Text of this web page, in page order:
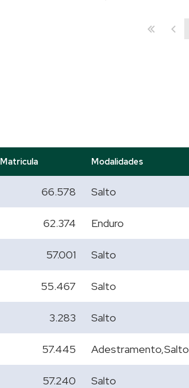
Matricula Modalidades
66.578 Salto
62.374 Enduro
57.001 Salto
55.467 Salto
3.283 Salto
57.445 Adestramento,Salto
57.240 Salto